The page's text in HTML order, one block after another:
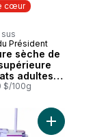
cœur
cœur
Président
sèche de
adultes
première
aux
de terre et
$/100g
de qualitéAjouter